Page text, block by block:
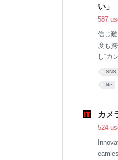
お客
くコ
い」
587
信じ
度も
し“カ
はな
まり
ウォ
たと
SNS
life
カメ
524